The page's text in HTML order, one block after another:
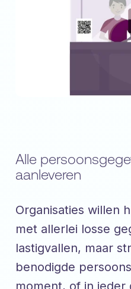
Alle
aanleveren
Organisaties willen
met allerlei losse
lastigvallen, maar
benodigde